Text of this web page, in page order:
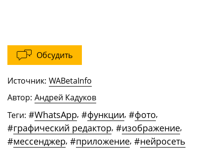
Обсудить
Источник: WABetaInfo
Автор: Андрей Кадуков
Теги: #WhatsApp, #функции, #фото,
#графический редактор, #изображение,
#мессенджер, #приложение, #нейросеть